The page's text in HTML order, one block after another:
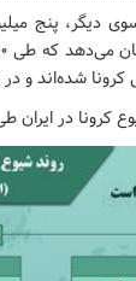
طی یک ماه اخیر (از ۲۸ مهر